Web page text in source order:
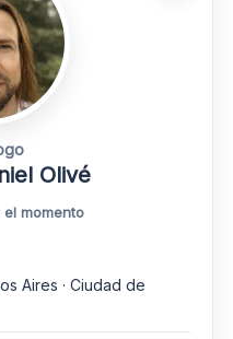
Olivé
momento
Aires · Ciudad de